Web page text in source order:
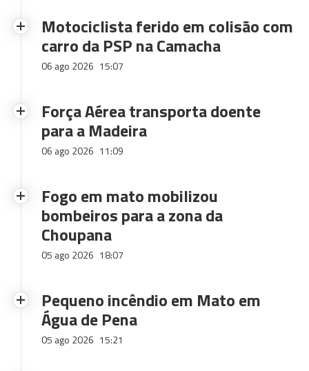
Motociclista ferido em colisão com
carro da PSP na Camacha
06 ago 2026 15:07
Força Aérea transporta doente
para a Madeira
06 ago 2026 11:09
Fogo em mato mobilizou
bombeiros para a zona da
Choupana
05 ago 2026 18:07
Pequeno incêndio em Mato em
Água de Pena
05 ago 2026 15:21